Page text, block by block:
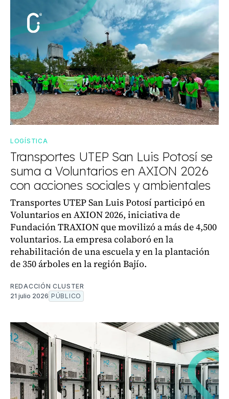
LOGÍSTICA
Transportes UTEP San Luis Potosí se
suma a Voluntarios en AXION 2026
con acciones sociales y ambientales
Transportes UTEP San Luis Potosí participó en
Voluntarios en AXION 2026, iniciativa de
Fundación TRAXION que movilizó a más de 4,500
voluntarios. La empresa colaboró en la
rehabilitación de una escuela y en la plantación
de 350 árboles en la región Bajío.
REDACCIÓN CLUSTER
21 julio 2026 PÚBLICO